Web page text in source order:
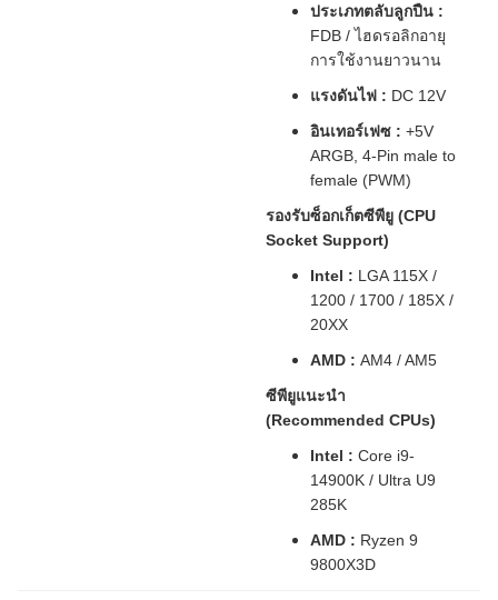
ประเภทตลับลูกปืน :
FDB / ไฮดรอลิกอายุ
การใช้งานยาวนาน
แรงดันไฟ : DC 12V
อินเทอร์เฟซ : +5V
ARGB, 4-Pin male to
female (PWM)
รองรับซ็อกเก็ตซีพียู (CPU
Socket Support)
Intel : LGA 115X /
1200 / 1700 / 185X /
20XX
AMD : AM4 / AM5
ซีพียูแนะนำ
(Recommended CPUs)
Intel : Core i9-
14900K / Ultra U9
285K
AMD : Ryzen 9
9800X3D